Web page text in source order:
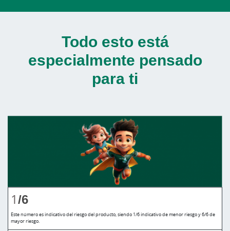
Todo esto está
especialmente pensado
para ti
1/6
Este número es indicativo del riesgo del producto, siendo 1/6 indicativo de menor riesgo y 6/6 de
mayor riesgo.